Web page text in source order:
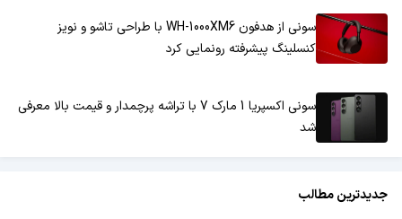
سونی از هدفون WH-1000XM6 با طراحی تاشو و نویز
کنسلینگ پیشرفته رونمایی کرد
سونی اکسپریا 1 مارک 7 با تراشه پرچمدار و قیمت بالا معرفی
شد
جدیدترین مطالب